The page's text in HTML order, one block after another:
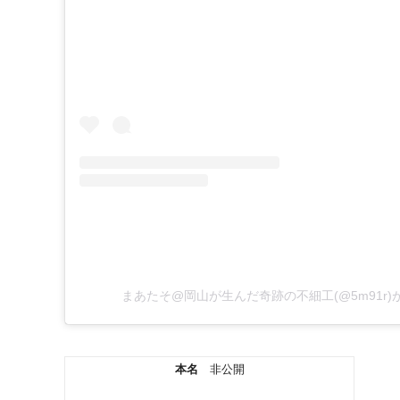
まあたそ@岡山が生んだ奇跡の不細工(@5m91r)
本名 非公開